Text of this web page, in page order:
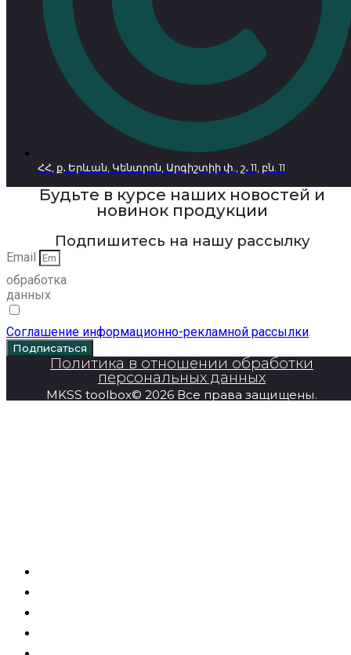
ՀՀ, ք․ Երևան, Կենտրոն, Արգիշտիի փ., շ․ 11, բն. 11
Будьте в курсе наших новостей и
новинок продукции
Подпишитесь на нашу рассылку
Email
обработка
данных
Соглашение информационно-рекламной рассылки.
Подписаться
Политика в отношении обработки
персональных данных
MKSS toolbox© 2026 Все права защищены.